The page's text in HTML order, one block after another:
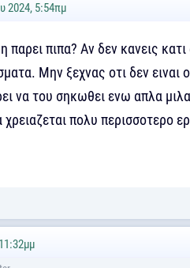
2024, 5:54πμ
παρει πιπα? Αν δεν κανεις
Μην ξεχνας οτι δεν ειναι
να του σηκωθει ενω απλα
πολυ περισσοτερο